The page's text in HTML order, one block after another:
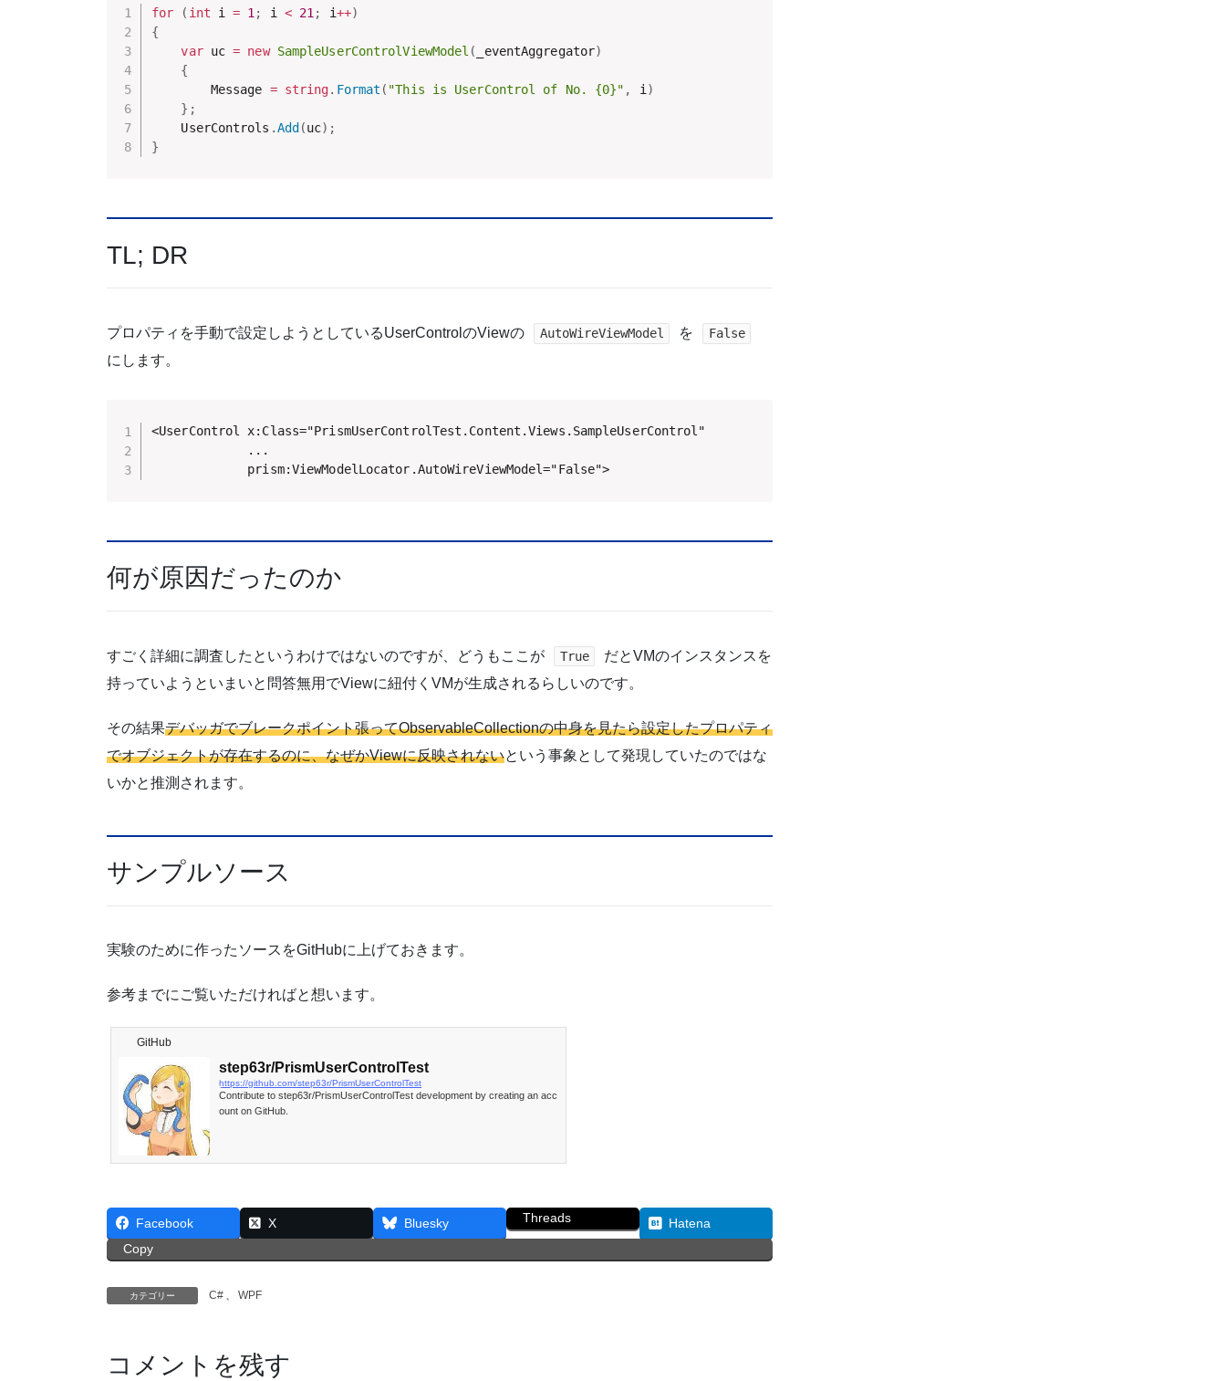
for ( int i = 1 ; i < 21 ; i++)
{
var uc = new SampleUserControlViewModel ( _eventAggregator)
{
        Message
= string. Format ( "This is UserControl of No. {0}" , i )
} ;
    UserControls
.Add (uc) ;
}
TL; DR
プロパティを手動で設定しようとしているUserControlのViewの AutoWireViewModel を False
にします。
<UserControl x:Class="PrismUserControlTest.Content.Views.SampleUserControl"
             ...
             prism:ViewModelLocator.AutoWireViewModel="False">
何が原因だったのか
すごく詳細に調査したというわけではないのですが、どうもここが True
だとVMのインスタンスを
持っていようといまいと問答無用でViewに紐付くVMが生成されるらしいのです。
その結果デバッガでブレークポイント張ってObservableCollectionの中身を見たら設定したプロパティ
でオブジェクトが存在するのに、なぜかViewに反映されないという事象として発現していたのではな
いかと推測されます。
サンプルソース
実験のために作ったソースをGitHubに上げておきます。
参考までにご覧いただければと想います。
GitHub
step63r/PrismUserControlTest
https://github.com/step63r/PrismUserControlTest
Contribute to step63r/PrismUserControlTest development by creating an acc
ount on GitHub.
Facebook X Bluesky Threads
Hatena
Copy
カテゴリー C# WPF
コメントを残す